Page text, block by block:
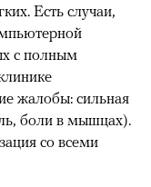
Есть случаи,
с полным
жалобы: сильная
боли в мышцах).
со всеми